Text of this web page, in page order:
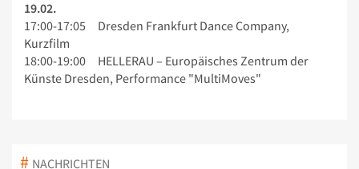
19.02.
17:00-17:05 Dresden Frankfurt Dance Company,
Kurzfilm
18:00-19:00 HELLERAU – Europäisches Zentrum der
Künste Dresden, Performance "MultiMoves"
NACHRICHTEN